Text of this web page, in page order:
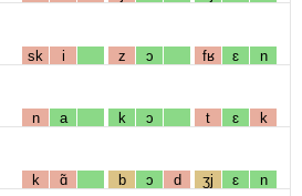
sk i z ɔ fʁ ɛ n
n a k ɔ t ɛ k
k ɑ̃ b ɔ d ʒj ɛ n